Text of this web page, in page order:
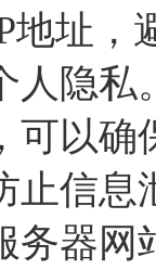
地址，
人隐私
可以确
止信
务器